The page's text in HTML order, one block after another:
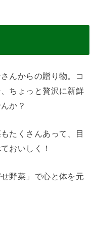
んからの贈り物。コ
ちょっと贅沢に新鮮
か？
たくさんあって、目
おいしく！
野菜」で心と体を元